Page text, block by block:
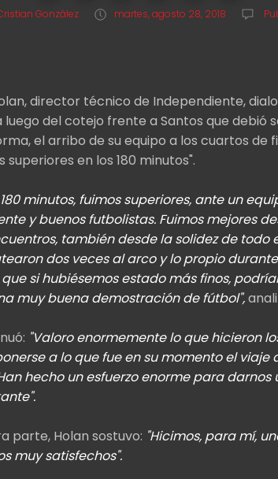
González martes, agosto 28, 2018
director técnico de Independiente,
luego del cotejo frente a Santos que debió
el arribo de su equipo a los cuartos de
superiores en los 180 minutos".
180 minutos, fuimos superiores, ante un
y buenos futbolistas. Fuimos mejores
también desde la solidez de
dos veces al arco y lo propio
que si hubiésemos estado más finos,
muy buena demostración de fútbol",
"Valoro enormemente lo que hicieron
a lo que fue en su momento el
hecho un esfuerzo enorme para
parte, Holan sostuvo: "Hicimos, para mí,
muy satisfechos".